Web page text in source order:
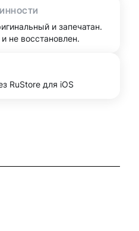
и запечатан.
не восстановлен.
RuStore для iOS